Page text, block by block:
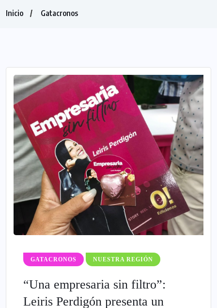
Inicio Gatacronos
GATACRONOS NUESTRA REGIÓN
“Una empresaria sin filtro”:
Leiris Perdigón presenta un